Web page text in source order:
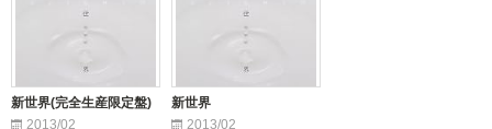
新世界(完全生産限定盤)
2013/02
新世界
2013/02